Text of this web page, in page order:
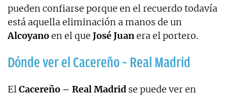
pueden confiarse porque en el recuerdo todavía
está aquella eliminación a manos de un
Alcoyanoen el que José Juanera el portero.
Dónde ver el Cacereño – Real Madrid
ElCacereño – Real Madrid se puede ver en